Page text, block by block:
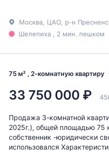
Москва ЦАО р-н
Шелепиха , 2 мин. пешком
75 м² , 2-комнатную квартиру
33 750 000 ₽
Продажа 3-комнатной
2025г.), общей площадью
собственник -юридически
использовался